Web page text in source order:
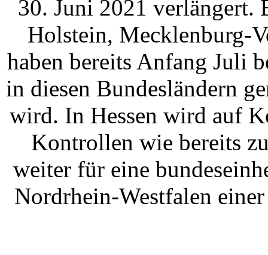
30. Juni 2021 verlängert.
Holstein, Mecklenburg-
haben bereits Anfang Juli
in diesen Bundesländern
wird. In Hessen wird auf
Kontrollen wie bereits
weiter für eine
Nordrhein-Westfalen